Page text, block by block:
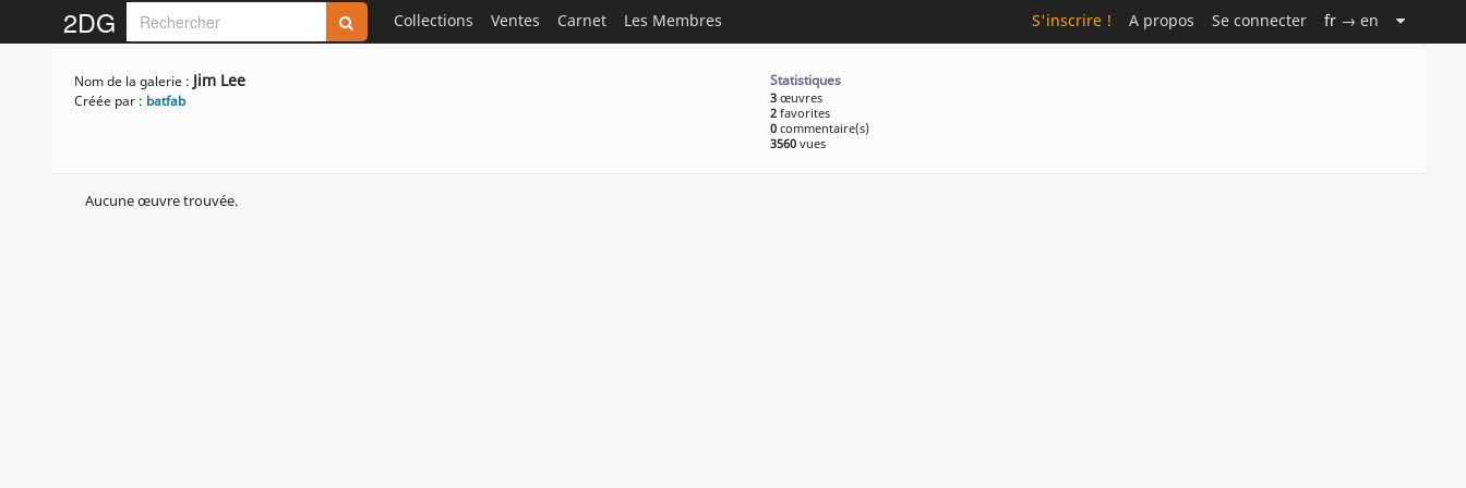
2DG Collections Ventes Carnet Les Membres S'inscrire ! A propos Se connecter fr → en
Nom de la galerie : Jim Lee
Créée par : batfab
Statistiques
3œuvres
2favorites
0commentaire(s)
3560vues
Aucune œuvre trouvée.